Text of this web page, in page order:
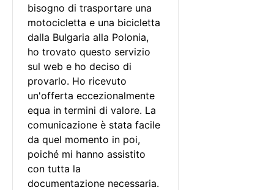
bisogno di trasportare una
motocicletta e una bicicletta
dalla Bulgaria alla Polonia,
ho trovato questo servizio
sul web e ho deciso di
provarlo. Ho ricevuto
un'offerta eccezionalmente
equa in termini di valore. La
comunicazione è stata facile
da quel momento in poi,
poiché mi hanno assistito
con tutta la
documentazione necessaria.